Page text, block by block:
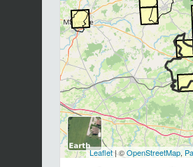
Leaflet| ©OpenStreetMap,